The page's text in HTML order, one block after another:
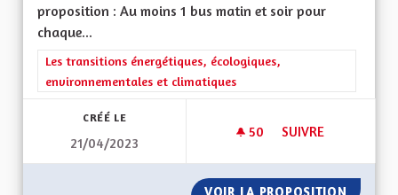
proposition : Au moins 1 bus matin et soir pour
chaque...
Filtrer les résultats de la catégorie : Les transitions
Les transitions énergétiques, écologiques,
environnementales et climatiques
CRÉÉ LE
21/04/2023
50 50 ABONNÉS
SUIVRE